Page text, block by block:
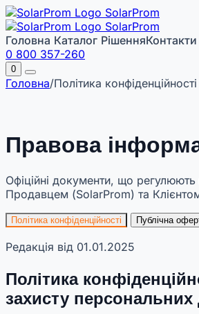
SolarProm
SolarProm
Головна Каталог РішенняКонтакти
0 800 357-260
0
Головна/Політика конфіденційності
Правова
Офіційні документи, що регулюють
Продавцем (SolarProm) та
Політика конфіденційності Публічна
Редакція від 01.01.2025
Політика
захисту персональних